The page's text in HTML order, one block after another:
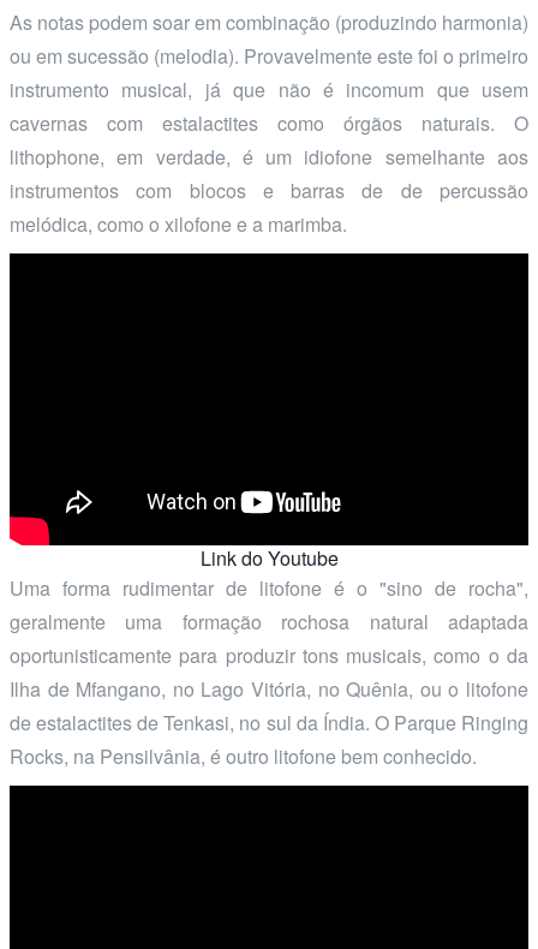
As notas podem soar em combinação (produzindo harmonia)
ou em sucessão (melodia). Provavelmente este foi o primeiro
instrumento musical, já que não é incomum que usem
cavernas com estalactites como órgãos naturais. O
lithophone, em verdade, é um idiofone semelhante aos
instrumentos com blocos e barras de de percussão
melódica, como o xilofone e a marimba.
Link do Youtube
Uma forma rudimentar de litofone é o "sino de rocha",
geralmente uma formação rochosa natural adaptada
oportunisticamente para produzir tons musicais, como o da
Ilha de Mfangano, no Lago Vitória, no Quênia, ou o litofone
de estalactites de Tenkasi, no sul da Índia. O Parque Ringing
Rocks, na Pensilvânia, é outro litofone bem conhecido.